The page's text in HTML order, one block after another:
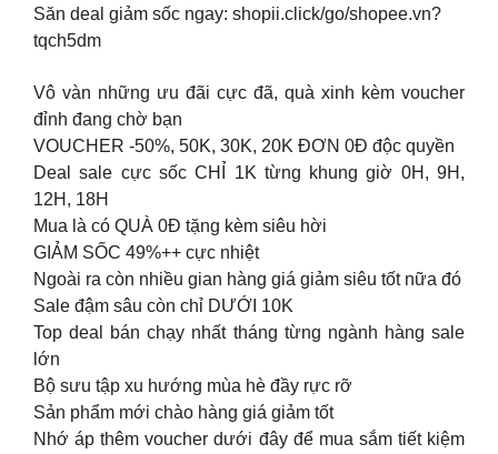
Săn deal giảm sốc ngay: shopii.click/go/shopee.vn?
tqch5dm
Vô vàn những ưu đãi cực đã, quà xinh kèm voucher
đỉnh đang chờ bạn
VOUCHER -50%, 50K, 30K, 20K ĐƠN 0Đ độc quyền
Deal sale cực sốc CHỈ 1K từng khung giờ 0H, 9H,
12H, 18H
Mua là có QUÀ 0Đ tặng kèm siêu hời
GIẢM SỐC 49%++ cực nhiệt
Ngoài ra còn nhiều gian hàng giá giảm siêu tốt nữa đó
Sale đậm sâu còn chỉ DƯỚI 10K
Top deal bán chạy nhất tháng từng ngành hàng sale
lớn
Bộ sưu tập xu hướng mùa hè đầy rực rỡ
Sản phẩm mới chào hàng giá giảm tốt
Nhớ áp thêm voucher dưới đây để mua sắm tiết kiệm